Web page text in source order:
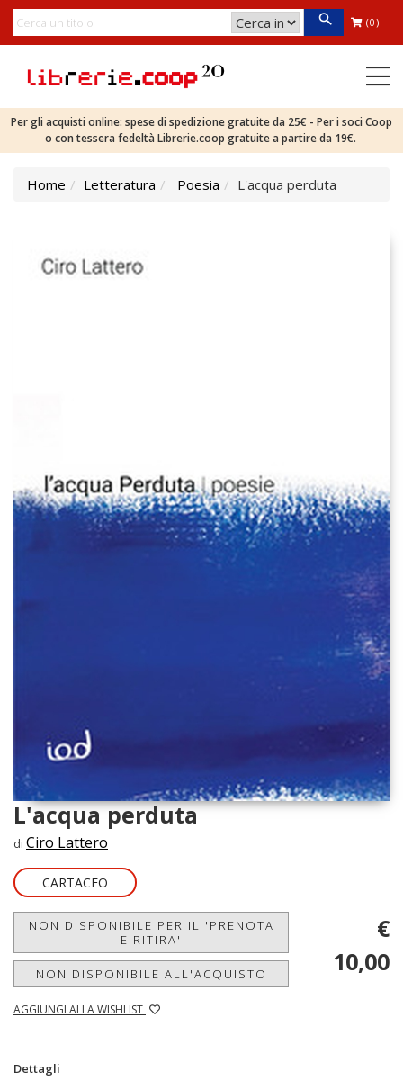
(0)
Per gli acquisti online: spese di spedizione gratuite da 25€ - Per i soci Coop
o con tessera fedeltà Librerie.coop gratuite a partire da 19€.
Home Letteratura Poesia L'acqua perduta
L'acqua perduta
di Ciro Lattero
CARTACEO
NON DISPONIBILE PER IL 'PRENOTA
E RITIRA'
NON DISPONIBILE ALL'ACQUISTO
AGGIUNGI ALLA WISHLIST
€
10,00
Dettagli